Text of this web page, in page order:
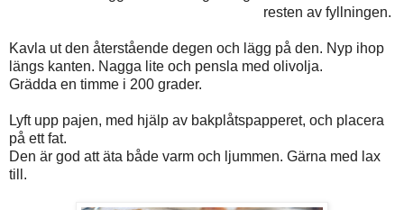
resten av fyllningen.
Kavla ut den återstående degen och lägg på den. Nyp ihop
längs kanten. Nagga lite och pensla med olivolja.
Grädda en timme i 200 grader.
Lyft upp pajen, med hjälp av bakplåtspapperet, och placera
på ett fat.
Den är god att äta både varm och ljummen. Gärna med lax
till.